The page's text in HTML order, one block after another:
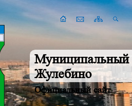
Муниципальный
Жулебино
Официальный сайт